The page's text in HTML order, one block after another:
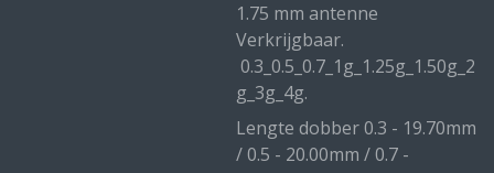
1.75 mm antenne
Verkrijgbaar.
0.3_0.5_0.7_1g_1.25g_1.50g_2
g_3g_4g.
Lengte dobber 0.3 - 19.70mm
/ 0.5 - 20.00mm / 0.7 -